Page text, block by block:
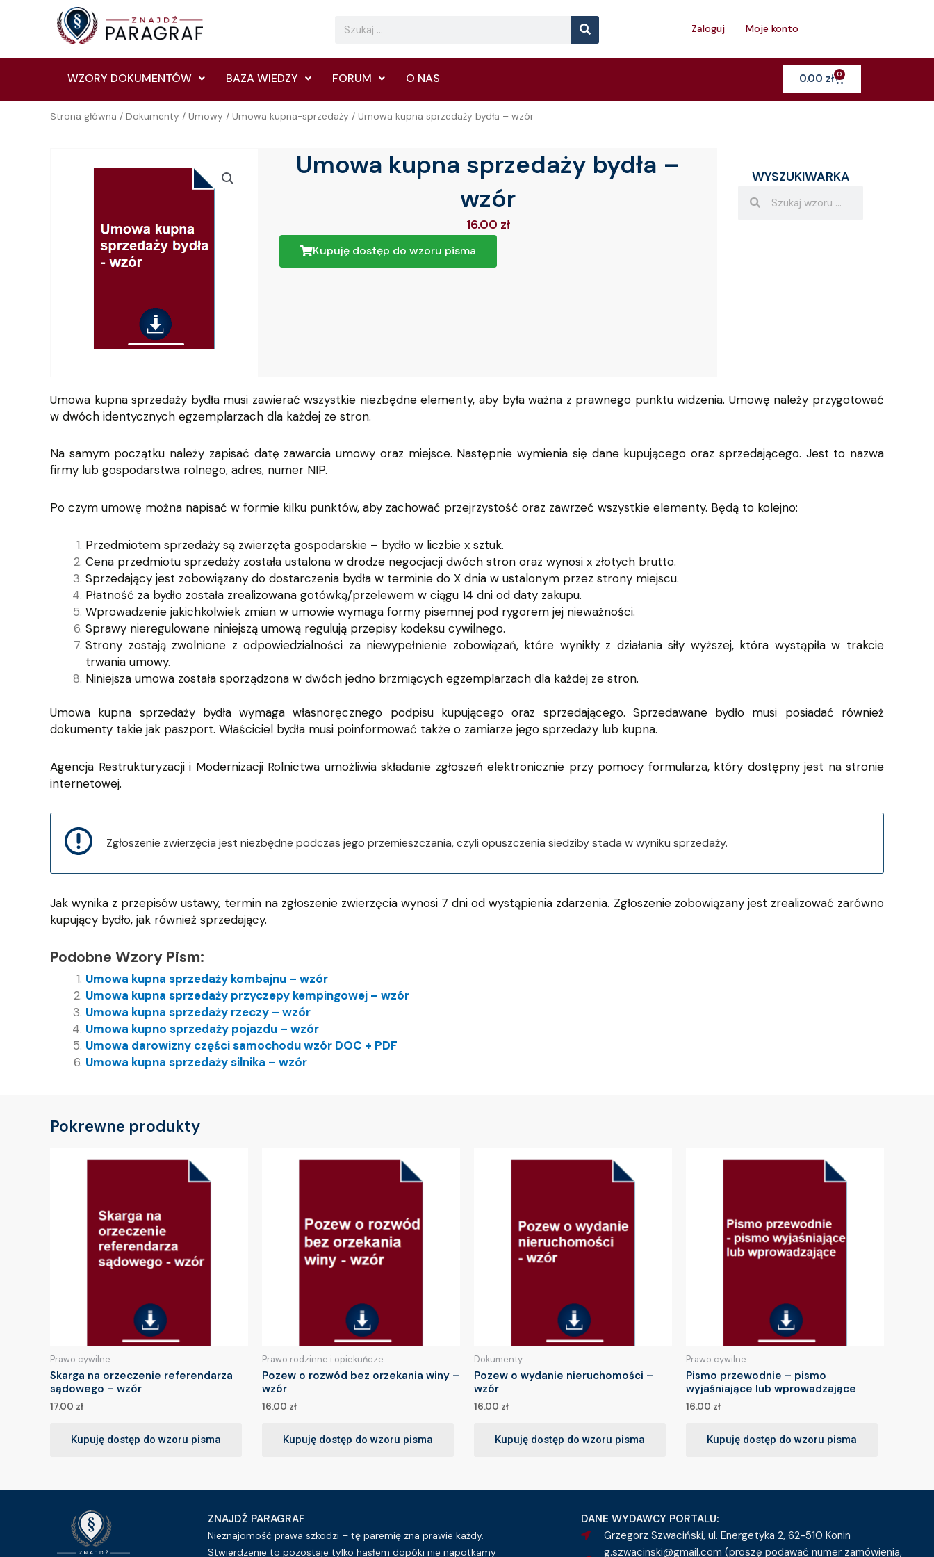
Search Search
Zaloguj Moje konto
WZORY DOKUMENTÓW BAZA WIEDZY FORUM O NAS 0.00 zł 0Cart
Strona główna / Dokumenty / Umowy / Umowa kupna-sprzedaży / Umowa kupna sprzedaży bydła – wzór
Umowa kupna sprzedaży bydła –
wzór
16.00 zł
Kupuję dostęp do wzoru pisma
WYSZUKIWARKA
Umowa kupna sprzedaży bydła musi zawierać wszystkie niezbędne elementy, aby była ważna z prawnego punktu widzenia. Umowę należy przygotować
w dwóch identycznych egzemplarzach dla każdej ze stron.
Na samym początku należy zapisać datę zawarcia umowy oraz miejsce. Następnie wymienia się dane kupującego oraz sprzedającego. Jest to nazwa
firmy lub gospodarstwa rolnego, adres, numer NIP.
Po czym umowę można napisać w formie kilku punktów, aby zachować przejrzystość oraz zawrzeć wszystkie elementy. Będą to kolejno:
Przedmiotem sprzedaży są zwierzęta gospodarskie – bydło w liczbie x sztuk.
Cena przedmiotu sprzedaży została ustalona w drodze negocjacji dwóch stron oraz wynosi x złotych brutto.
Sprzedający jest zobowiązany do dostarczenia bydła w terminie do X dnia w ustalonym przez strony miejscu.
Płatność za bydło została zrealizowana gotówką/przelewem w ciągu 14 dni od daty zakupu.
Wprowadzenie jakichkolwiek zmian w umowie wymaga formy pisemnej pod rygorem jej nieważności.
Sprawy nieregulowane niniejszą umową regulują przepisy kodeksu cywilnego.
Strony zostają zwolnione z odpowiedzialności za niewypełnienie zobowiązań, które wynikły z działania siły wyższej, która wystąpiła w trakcie
trwania umowy.
Niniejsza umowa została sporządzona w dwóch jedno brzmiących egzemplarzach dla każdej ze stron.
Umowa kupna sprzedaży bydła wymaga własnoręcznego podpisu kupującego oraz sprzedającego. Sprzedawane bydło musi posiadać również
dokumenty takie jak paszport. Właściciel bydła musi poinformować także o zamiarze jego sprzedaży lub kupna.
Agencja Restrukturyzacji i Modernizacji Rolnictwa umożliwia składanie zgłoszeń elektronicznie przy pomocy formularza, który dostępny jest na stronie
internetowej.
Zgłoszenie zwierzęcia jest niezbędne podczas jego przemieszczania, czyli opuszczenia siedziby stada w wyniku sprzedaży.
Jak wynika z przepisów ustawy, termin na zgłoszenie zwierzęcia wynosi 7 dni od wystąpienia zdarzenia. Zgłoszenie zobowiązany jest zrealizować zarówno
kupujący bydło, jak również sprzedający.
Podobne Wzory Pism:
Umowa kupna sprzedaży kombajnu – wzór
Umowa kupna sprzedaży przyczepy kempingowej – wzór
Umowa kupna sprzedaży rzeczy – wzór
Umowa kupno sprzedaży pojazdu – wzór
Umowa darowizny części samochodu wzór DOC + PDF
Umowa kupna sprzedaży silnika – wzór
Pokrewne produkty
Prawo cywilne
Skarga na orzeczenie referendarza
sądowego – wzór
17.00 zł
Kupuję dostęp do wzoru pisma
Prawo rodzinne i opiekuńcze
Pozew o rozwód bez orzekania winy –
wzór
16.00 zł
Kupuję dostęp do wzoru pisma
Dokumenty
Pozew o wydanie nieruchomości –
wzór
16.00 zł
Kupuję dostęp do wzoru pisma
Prawo cywilne
Pismo przewodnie – pismo
wyjaśniające lub wprowadzające
16.00 zł
Kupuję dostęp do wzoru pisma
ZNAJDŹ PARAGRAF
Nieznajomość prawa szkodzi – tę paremię zna prawie każdy.
Stwierdzenie to pozostaje tylko hasłem dopóki nie napotkamy
DANE WYDAWCY PORTALU:
Grzegorz Szwaciński, ul. Energetyka 2, 62-510 Konin
g.szwacinski@gmail.com (proszę podawać numer zamówienia,